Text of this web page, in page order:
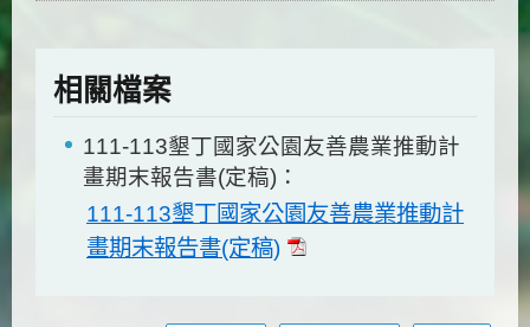
相關檔案
111-113墾丁國家公園友善農業推動計
畫期末報告書(定稿)：
111-113墾丁國家公園友善農業推動計
畫期末報告書(定稿)